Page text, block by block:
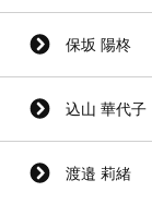
保坂 陽柊
込山 華代子
渡邉 莉緒